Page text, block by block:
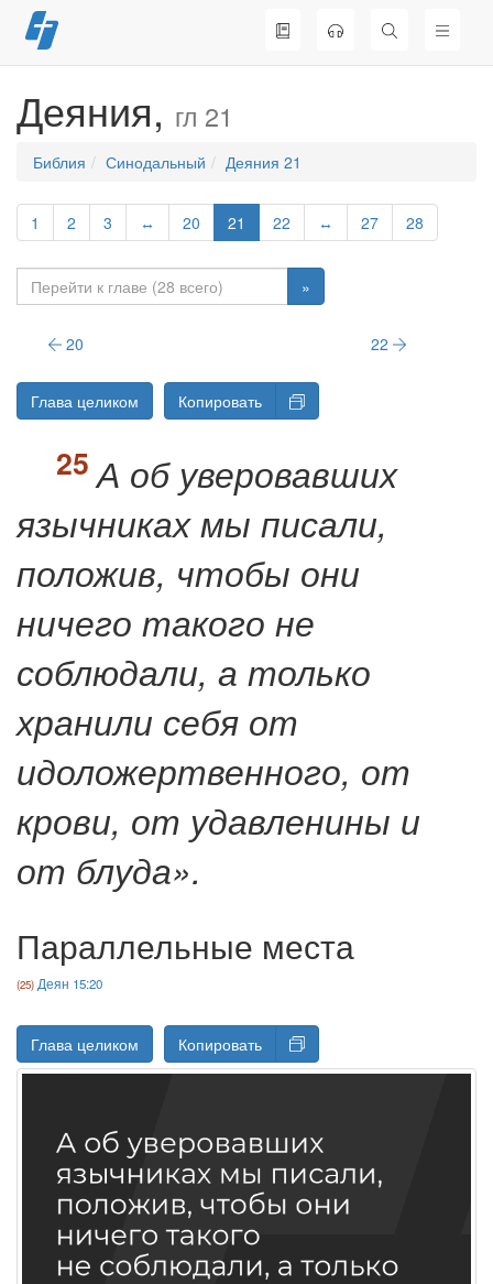
Перейти
к
Деяния, гл 21
Библия Синодальный Деяния 21
1 2 3 ↔ 20 21 22 ↔ 27 28
»
20 22
Глава целиком Копировать
А об уверовавших
язычниках мы писали,
положив, чтобы они
ничего такого не
соблюдали, а только
хранили себя от
идоложертвенного, от
крови, от удавленины и
от блуда».
Параллельные места
Деян 15:20
Глава целиком Копировать